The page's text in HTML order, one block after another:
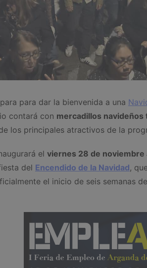
para dar la bienvenida a una
contará con mercadillos navideños
los principales atractivos de la
el viernes 28 de noviembre
del Encendido de la Navidad,
el inicio de seis semanas